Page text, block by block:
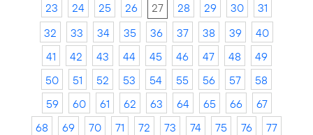
23
24 25 26 27 28 29 30
31
32
33 34 35 36 37 38 39
40
41
42 43 44 45 46 47 48
49
50
51 52 53 54 55 56 57
58
59
60 61 62 63 64 65 66
67
68
69 70 71 72 73 74 75 76
77